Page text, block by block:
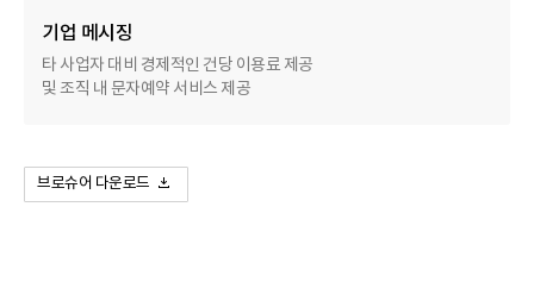
기업 메시징
타 사업자 대비 경제적인 건당 이용료 제공
및 조직 내 문자예약 서비스 제공
브로슈어 다운로드